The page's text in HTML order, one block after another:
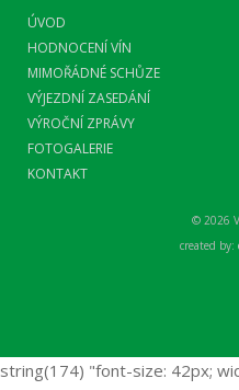
ÚVOD
HODNOCENÍ VÍN
MIMOŘÁDNÉ SCHŮZE
VÝJEZDNÍ ZASEDÁNÍ
VÝROČNÍ ZPRÁVY
FOTOGALERIE
KONTAKT
© 2026
created by:
string(174) "font-size: 42px;